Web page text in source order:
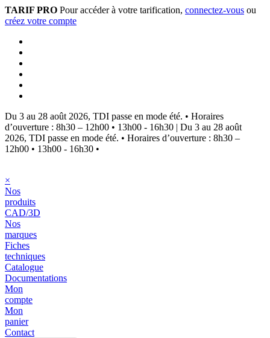
TARIF PRO Pour accéder à votre tarification, connectez-vous ou
créez votre compte
Du 3 au 28 août 2026, TDI passe en mode été. • Horaires
d’ouverture : 8h30 – 12h00 • 13h00 - 16h30 | Du 3 au 28 août
2026, TDI passe en mode été. • Horaires d’ouverture : 8h30 –
12h00 • 13h00 - 16h30 •
×
Nos
produits
CAD/3D
Nos
marques
Fiches
techniques
Catalogue
Documentations
Mon
compte
Mon
panier
Contact